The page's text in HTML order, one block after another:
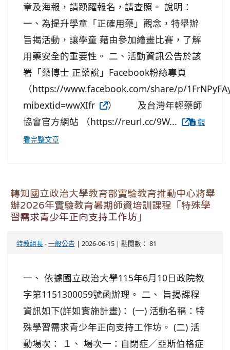
章及海報，請踴躍報名，請查照。 說明：
一、為提升學童「正確用藥」觀念，特舉辦
旨揭活動，讓學童 藉由參加繪畫比賽，了解
用藥安全的重要性。 二、活動資訊公告於該
署「藥博士 正藥說」Facebook粉絲專頁
（https://www.facebook.com/share/p/
mibextid=wwXIfr
） 及台灣年輕藥師
協會官方網站 （https://reurl.cc/9W...
觀
看完整文章
轉知國立政治大學教育部實驗教育推動中心將舉
辦2026年實驗教育暑期師資培訓課程「特殊學
習需求青少年正向支持工作坊」
特教組長-一般公告 | 2026-06-15 | 點閱數： 81
一、 依據國立政治大學115年6月10日政院教
字第1151300059號函辦理。 二、 旨揭課程
資訊如下(詳如實施計畫)： (一) 活動名稱：特
殊學習需求青少年正向支持工作坊。 (二) 活
動場次： １、 場次一：自閉症／亞斯伯格症